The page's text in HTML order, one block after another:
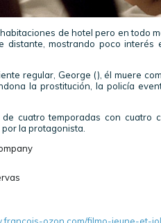
de hotel pero en todo
distante, mostrando poco
regular, George (), él muere
la prostitución, la policía
cuatro temporadas con cuatro
la protagonista.